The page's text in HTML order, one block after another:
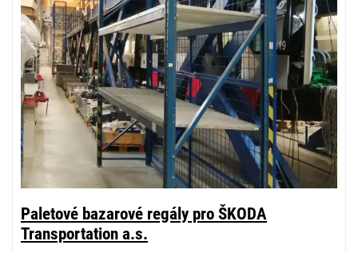
Paletové bazarové regály pro ŠKODA
Transportation a.s.